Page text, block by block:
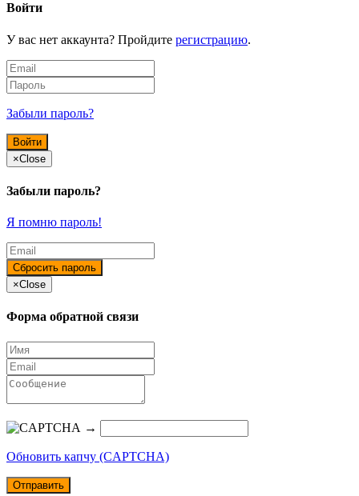
Войти
У вас нет аккаунта? Пройдите регистрацию.
Забыли пароль?
×Close
Забыли пароль?
Я помню пароль!
×Close
Форма обратной связи
→
Обновить капчу (CAPTCHA)